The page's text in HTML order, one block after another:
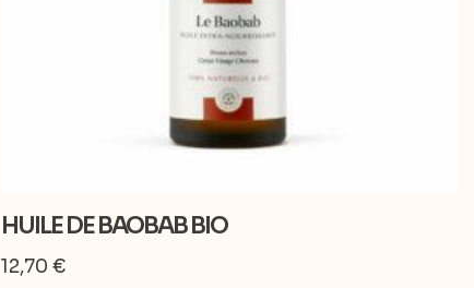
HUILE DE BAOBAB BIO
12,70 €